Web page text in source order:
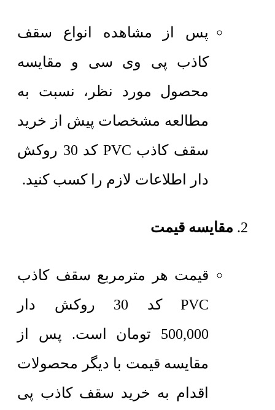
پس از مشاهده انواع سقف
کاذب پی وی سی و مقایسه
محصول مورد نظر، نسبت به
مطالعه مشخصات پیش از خرید
سقف کاذب PVC کد 30 روکش
دار اطلاعات لازم را کسب کنید.
مقایسه قیمت
قیمت هر مترمربع سقف کاذب
PVC کد 30 روکش دار
500,000
تومان است. پس از
مقایسه قیمت با دیگر محصولات
اقدام به خرید سقف کاذب پی